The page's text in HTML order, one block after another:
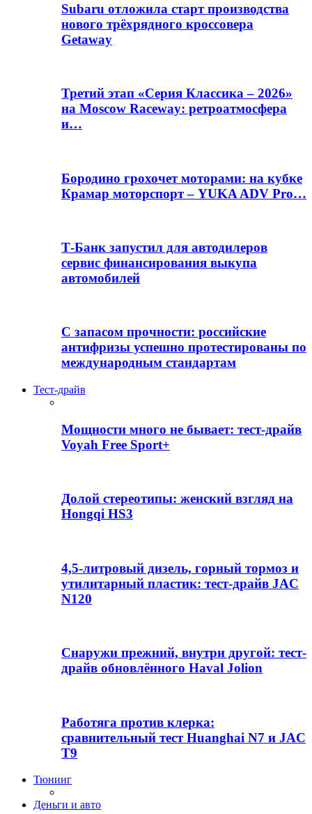
Subaru отложила старт производства
нового трёхрядного кроссовера
Getaway
Третий этап «Серия Классика – 2026»
на Moscow Raceway: ретроатмосфера
и…
Бородино грохочет моторами: на кубке
Крамар моторспорт – YUKA ADV Pro…
Т-Банк запустил для автодилеров
сервис финансирования выкупа
автомобилей
С запасом прочности: российские
антифризы успешно протестированы по
международным стандартам
Тест-драйв
Мощности много не бывает: тест-драйв
Voyah Free Sport+
Долой стереотипы: женский взгляд на
Hongqi HS3
4,5-литровый дизель, горный тормоз и
утилитарный пластик: тест-драйв JAC
N120
Снаружи прежний, внутри другой: тест-
драйв обновлённого Haval Jolion
Работяга против клерка:
сравнительный тест Huanghai N7 и JAC
T9
Тюнинг
Деньги и авто